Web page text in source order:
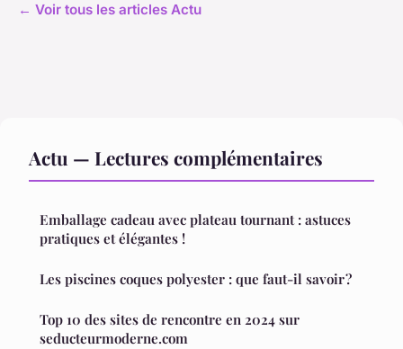
← Voir tous les articles Actu
Actu — Lectures complémentaires
Emballage cadeau avec plateau tournant : astuces
pratiques et élégantes !
Les piscines coques polyester : que faut-il savoir ?
Top 10 des sites de rencontre en 2024 sur
seducteurmoderne.com